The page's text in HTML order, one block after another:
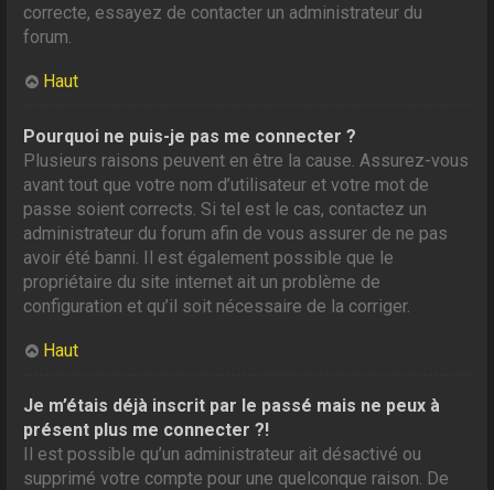
correcte, essayez de contacter un administrateur du
forum.
Haut
Pourquoi ne puis-je pas me connecter ?
Plusieurs raisons peuvent en être la cause. Assurez-vous
avant tout que votre nom d’utilisateur et votre mot de
passe soient corrects. Si tel est le cas, contactez un
administrateur du forum afin de vous assurer de ne pas
avoir été banni. Il est également possible que le
propriétaire du site internet ait un problème de
configuration et qu’il soit nécessaire de la corriger.
Haut
Je m’étais déjà inscrit par le passé mais ne peux à
présent plus me connecter ?!
Il est possible qu’un administrateur ait désactivé ou
supprimé votre compte pour une quelconque raison. De